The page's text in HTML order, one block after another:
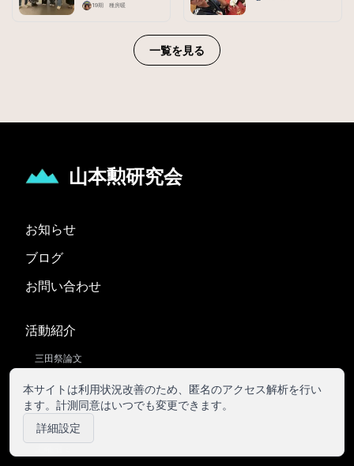
本サイトは利用状況改善のため、匿名のアクセス解析を行い
ます。計測同意はいつでも変更できます。
詳細設定
19期 種房暖
一覧を見る
山本勲研究会
お知らせ
ブログ
お問い合わせ
活動紹介
三田祭論文
卒業論文
WS(ワークショップ)